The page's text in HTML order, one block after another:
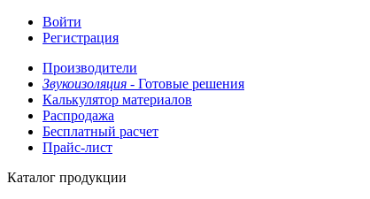
Войти
Регистрация
Производители
Звукоизоляция - Готовые решения
Калькулятор материалов
Распродажа
Бесплатный расчет
Прайс-лист
Каталог продукции